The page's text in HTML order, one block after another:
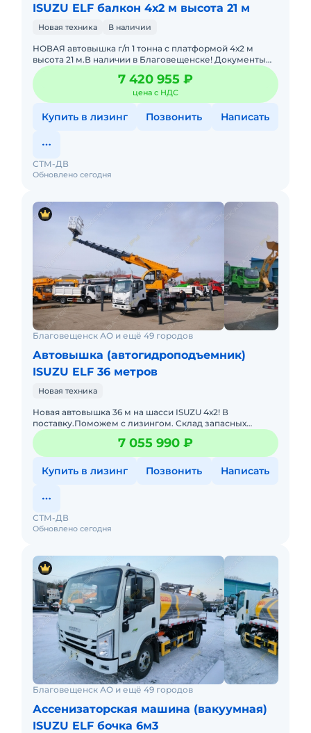
ISUZU ELF балкон 4х2 м высота 21 м
Новая техника В наличии
НОВАЯ автовышка г/п 1 тонна с платформой 4х2 м
высота 21 м.В наличии в Благовещенске! Документы
для РОСТЕХНАДЗОРА в подарок!Гарантия 12 месяцев.
Лизинг в любых
7 420 955 ₽
цена с НДС
Купить в лизинг Позвонить Написать
Обновлено сегодня
СТМ-ДВ
Благовещенск АО и ещё 49 городов
Автовышка (автогидроподъемник)
ISUZU ELF 36 метров
Новая техника
Новая автовышка 36 м на шасси ISUZU 4х2! В
поставку.Поможем с лизингом. Склад запасных
частей. Доставка в регионы. Есть вариант на более
мощном шасси и соответс7 055 990 ₽
Купить в лизинг Позвонить Написать
Обновлено сегодня
СТМ-ДВ
Благовещенск АО и ещё 49 городов
Ассенизаторская машина (вакуумная)
ISUZU ELF бочка 6м3